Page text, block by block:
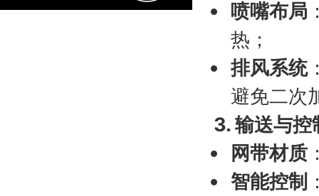
喷嘴布局
热；
排风系统
避免二次
3. 输送与控
网带材质
智能控制